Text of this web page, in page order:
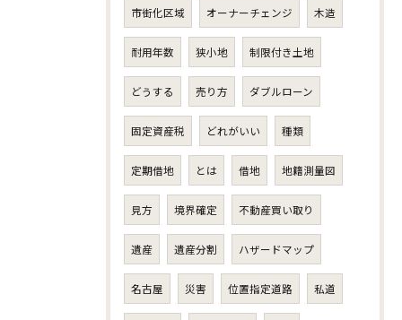
市街化区域 オーナーチェンジ 木造
耐用年数 狭小地 制限付き土地
どうする 売り方 ダブルローン
固定資産税 どれがいい 種類
定期借地 とは 借地 地籍測量図
見方 境界確定 不動産買い取り
遺産 遺産分割 ハザードマップ
名古屋 災害 位置指定道路 私道